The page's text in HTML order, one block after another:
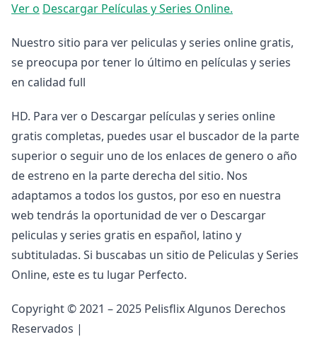
Ver o Descargar Películas y Series Online.
Nuestro sitio para ver peliculas y series online gratis,
se preocupa por tener lo último en películas y series
en calidad full
HD. Para ver o Descargar películas y series online
gratis completas, puedes usar el buscador de la parte
superior o seguir uno de los enlaces de genero o año
de estreno en la parte derecha del sitio. Nos
adaptamos a todos los gustos, por eso en nuestra
web tendrás la oportunidad de ver o Descargar
peliculas y series gratis en español, latino y
subtituladas. Si buscabas un sitio de Peliculas y Series
Online, este es tu lugar Perfecto.
Copyright © 2021 – 2025 Pelisflix Algunos Derechos
Reservados |